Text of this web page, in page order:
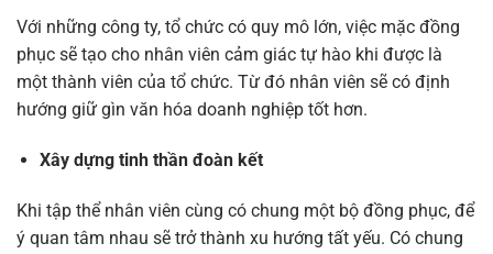
Với những công ty, tổ chức có quy mô lớn, việc mặc đồng
phục sẽ tạo cho nhân viên cảm giác tự hào khi được là
một thành viên của tổ chức. Từ đó nhân viên sẽ có định
hướng giữ gìn văn hóa doanh nghiệp tốt hơn.
Xây dựng tinh thần đoàn kết
Khi tập thể nhân viên cùng có chung một bộ đồng phục, để
ý quan tâm nhau sẽ trở thành xu hướng tất yếu. Có chung